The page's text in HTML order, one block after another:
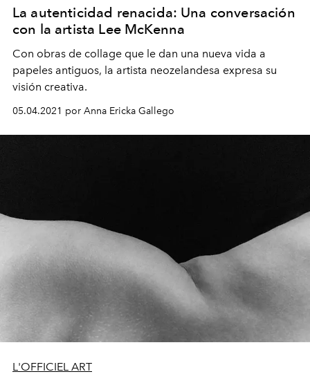
La autenticidad renacida: Una conversación
con la artista Lee McKenna
Con obras de collage que le dan una nueva vida a
papeles antiguos, la artista neozelandesa expresa su
visión creativa.
05.04.2021 por Anna Ericka Gallego
L'OFFICIEL ART